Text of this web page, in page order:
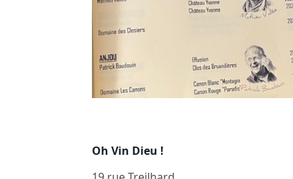
Oh Vin Dieu !